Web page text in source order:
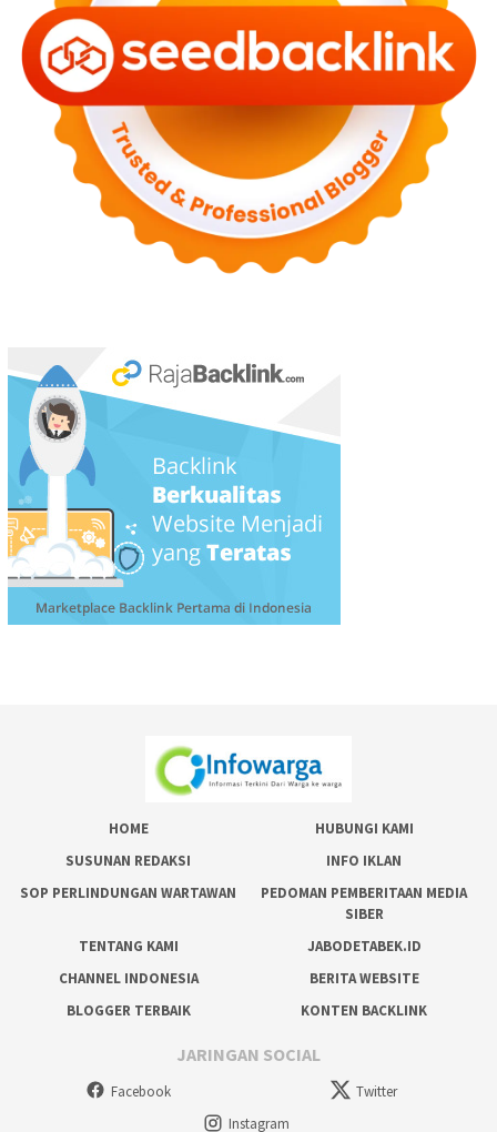
HOME
HUBUNGI KAMI
SUSUNAN REDAKSI
INFO IKLAN
SOP PERLINDUNGAN WARTAWAN
PEDOMAN PEMBERITAAN MEDIA
SIBER
TENTANG KAMI
JABODETABEK.ID
CHANNEL INDONESIA
BERITA WEBSITE
BLOGGER TERBAIK
KONTEN BACKLINK
JARINGAN SOCIAL
Facebook
Twitter
Instagram